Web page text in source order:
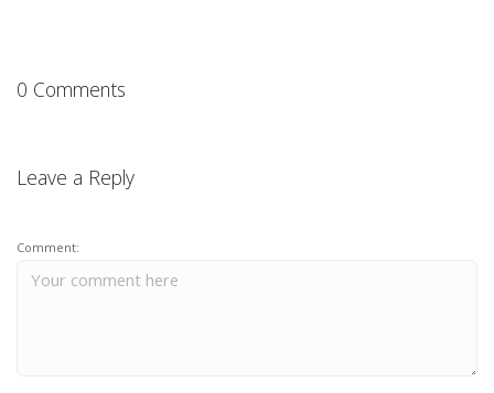
0 Comments
Leave a Reply
Comment: